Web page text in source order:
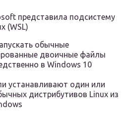
представила подсистему
(WSL)
обычные
двоичные файлы
в Windows 10
устанавливают один или
дистрибутивов Linux из